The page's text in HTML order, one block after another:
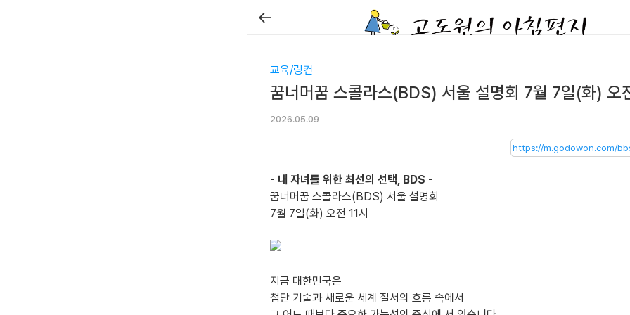
←
교육/링컨
꿈너머꿈 스콜라스(BDS) 서울 설명회 7월 7일(화) 오
2026.05.09
- 내 자녀를 위한 최선의 선택, BDS -
꿈너머꿈 스콜라스(BDS) 서울 설명회
7월 7일(화) 오전 11시
지금 대한민국은
첨단 기술과 새로운 세계 질서의 흐름 속에서